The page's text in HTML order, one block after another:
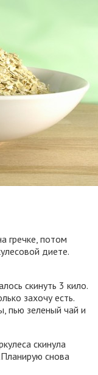
гречке, потом
диете.
скинуть 3 кило.
захочу есть.
пью зеленый чай и
скинула
снова